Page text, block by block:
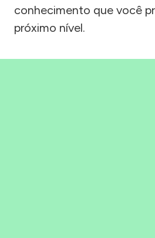
conhecimento que você
próximo nível.